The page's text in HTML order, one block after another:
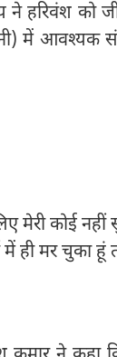
ने हरिवंश को
में आवश्यक
मेरी कोई नहीं
ही मर चुका हूं